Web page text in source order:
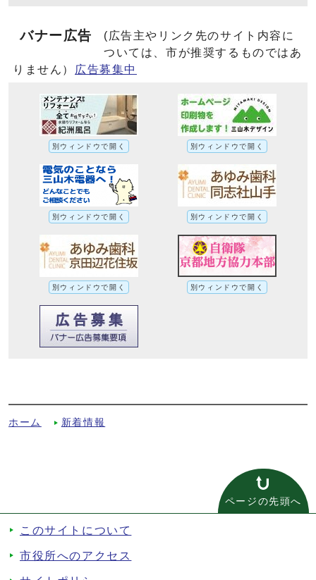
バナー広告
(広告主やリンク先のサイト内容に
ついては、市が推奨するものではあ
りません）
広告募集中
別ウィンドウで開く 別ウィンドウで開く
別ウィンドウで開く 別ウィンドウで開く
別ウィンドウで開く 別ウィンドウで開く
ホーム 新着情報
ページの先頭へ
このサイトについて
市役所へのアクセス